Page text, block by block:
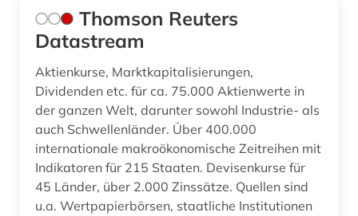
Thomson Reuters
Datastream
Aktienkurse, Marktkapitalisierungen,
Dividenden etc. für ca. 75.000 Aktienwerte in
der ganzen Welt, darunter sowohl Industrie- als
auch Schwellenländer. Über 400.000
internationale makroökonomische Zeitreihen mit
Indikatoren für 215 Staaten. Devisenkurse für
45 Länder, über 2.000 Zinssätze. Quellen sind
u.a. Wertpapierbörsen, staatliche Institutionen